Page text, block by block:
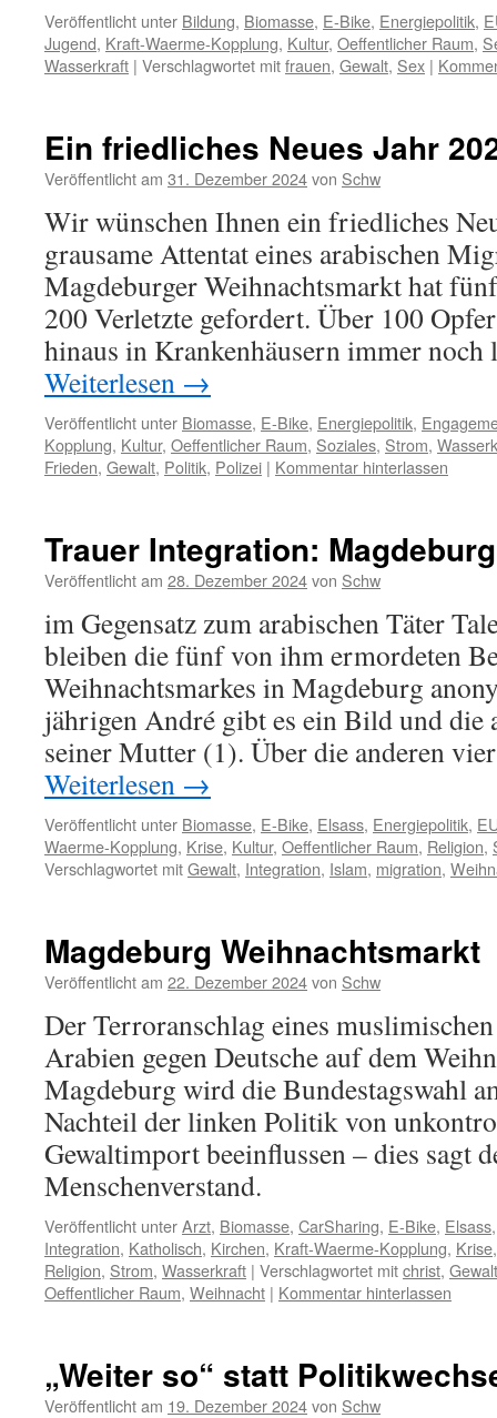
Veröffentlicht unter Bildung, Biomasse, E-Bike, Energiepolitik,
Jugend, Kraft-Waerme-Kopplung, Kultur, Oeffentlicher Raum,
Wasserkraft | Verschlagwortet mitfrauen, Gewalt, Sex |
Ein friedliches Neues Jahr
Veröffentlicht am 31. Dezember 2024von Schw
Wir wünschen Ihnen ein friedliches
grausame Attentat eines arabischen
Magdeburger Weihnachtsmarkt hat
200 Verletzte gefordert. Über 100
hinaus in Krankenhäusern immer
Weiterlesen →
Veröffentlicht unter Biomasse, E-Bike, Energiepolitik,
Kopplung, Kultur, Oeffentlicher Raum, Soziales, Strom,
Frieden, Gewalt, Politik, Polizei | Kommentar hinterlassen
Trauer Integration: Magdeburg
Veröffentlicht am 28. Dezember 2024von Schw
im Gegensatz zum arabischen Täter
bleiben die fünf von ihm ermordeten
Weihnachtsmarkes in Magdeburg
jährigen André gibt es ein Bild und die
seiner Mutter (1). Über die anderen
Weiterlesen →
Veröffentlicht unter Biomasse, E-Bike, Elsass, Energiepolitik,
Waerme-Kopplung, Krise, Kultur, Oeffentlicher Raum, Religion,
Verschlagwortet mitGewalt, Integration, Islam, migration,
Magdeburg Weihnachtsmarkt
Veröffentlicht am 22. Dezember 2024von Schw
Der Terroranschlag eines
Arabien gegen Deutsche auf dem
Magdeburg wird die Bundestagswahl
Nachteil der linken Politik von
Gewaltimport beeinflussen – dies sagt
Menschenverstand.
Veröffentlicht unterArzt, Biomasse, CarSharing, E-Bike, Elsass
Integration, Katholisch, Kirchen, Kraft-Waerme-Kopplung, Krise
Religion, Strom, Wasserkraft | Verschlagwortet mitchrist, Gewalt
Oeffentlicher Raum, Weihnacht | Kommentar hinterlassen
„Weiter so“ statt
Veröffentlicht am 19. Dezember 2024von Schw